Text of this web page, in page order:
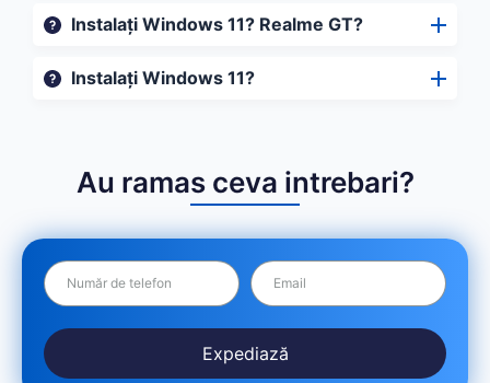
Instalați Windows 11? Realme GT?
Instalați Windows 11?
Au ramas ceva intrebari?
Expediază